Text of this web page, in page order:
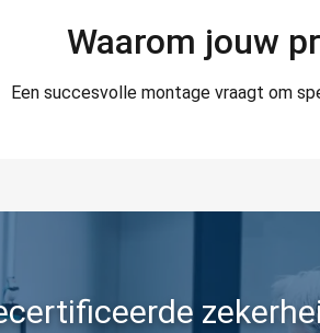
Waarom jouw
Een succesvolle montage vraagt om